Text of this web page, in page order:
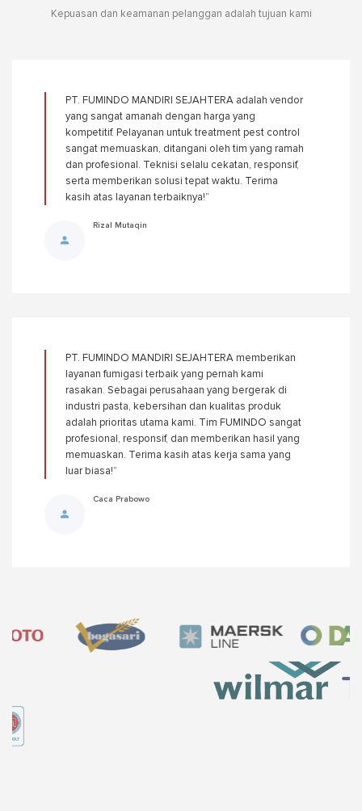
Kepuasan dan keamanan pelanggan adalah tujuan kami
PT. FUMINDO MANDIRI SEJAHTERA adalah vendor
yang sangat amanah dengan harga yang
kompetitif. Pelayanan untuk treatment pest control
sangat memuaskan, ditangani oleh tim yang ramah
dan profesional. Teknisi selalu cekatan, responsif,
serta memberikan solusi tepat waktu. Terima
kasih atas layanan terbaiknya!”
Rizal Mutaqin
PT. FUMINDO MANDIRI SEJAHTERA memberikan
layanan fumigasi terbaik yang pernah kami
rasakan. Sebagai perusahaan yang bergerak di
industri pasta, kebersihan dan kualitas produk
adalah prioritas utama kami. Tim FUMINDO sangat
profesional, responsif, dan memberikan hasil yang
memuaskan. Terima kasih atas kerja sama yang
luar biasa!”
Caca Prabowo